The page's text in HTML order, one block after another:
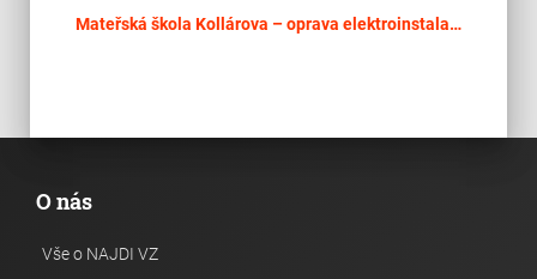
Mateřská škola Kollárova – oprava elektroinstalace
O nás
Vše o NAJDI VZ